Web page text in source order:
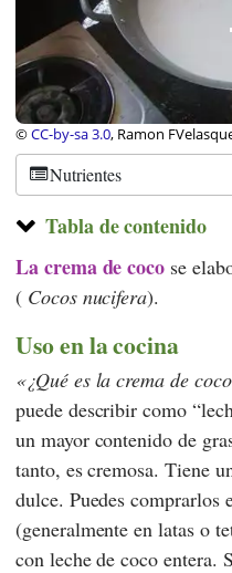
©CC-by-sa 3.0, Ramon
Nutrientes
Tabla de contenido
La crema de coco se
( Cocos nucifera).
Uso en la cocina
¿Qué es la crema de
puede describir como
un mayor contenido de
tanto, es cremosa. Tiene
dulce. Puedes comprarlos
(generalmente en latas o
con leche de coco entera.